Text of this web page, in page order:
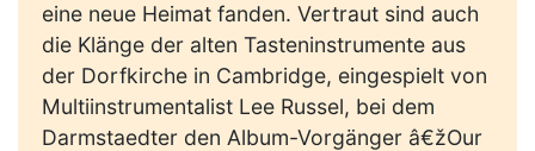
eine neue Heimat fanden. Vertraut sind auch
die Klänge der alten Tasteninstrumente aus
der Dorfkirche in Cambridge, eingespielt von
Multiinstrumentalist Lee Russel, bei dem
Darmstaedter den Album-Vorgänger â€žOur